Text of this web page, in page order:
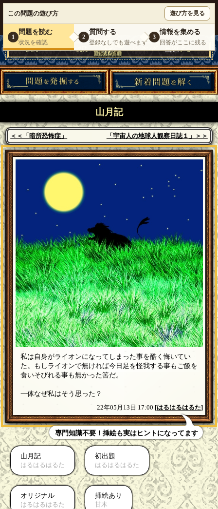
いらっしゃいませ。ゲスト |お問い合わせ
|
山月記
＜＜「暗所恐怖症」 「宇宙人の地球人観察日誌１」＞＞
この問題の遊び方 遊び方を見る
1
問題を読む
状況を確認
2
質問する
登録なしでも遊べます
3
情報を集める
回答がここに残る
私は自身がライオンになってしまった事を酷く悔いてい
た。もしライオンで無ければ今日足を怪我する事もご飯を
食いそびれる事も無かった筈だ。
一体なぜ私はそう思った？
22年05月13日 17:00 [はるはるはるた]
専門知識不要！挿絵も実はヒントになってます
山月記
はるはるはるた
初出題
はるはるはるた
オリジナル
はるはるはるた
挿絵あり
甘木